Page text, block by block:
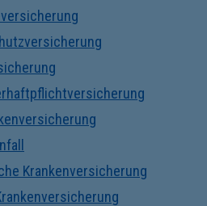
Krankenversicherung